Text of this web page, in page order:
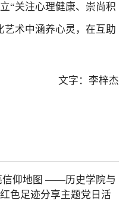
“关注心理健康、崇尚积
艺术中涵养心灵，在互助
文字：李梓杰
信仰地图 ——历史学院与
色足迹分享主题党日活